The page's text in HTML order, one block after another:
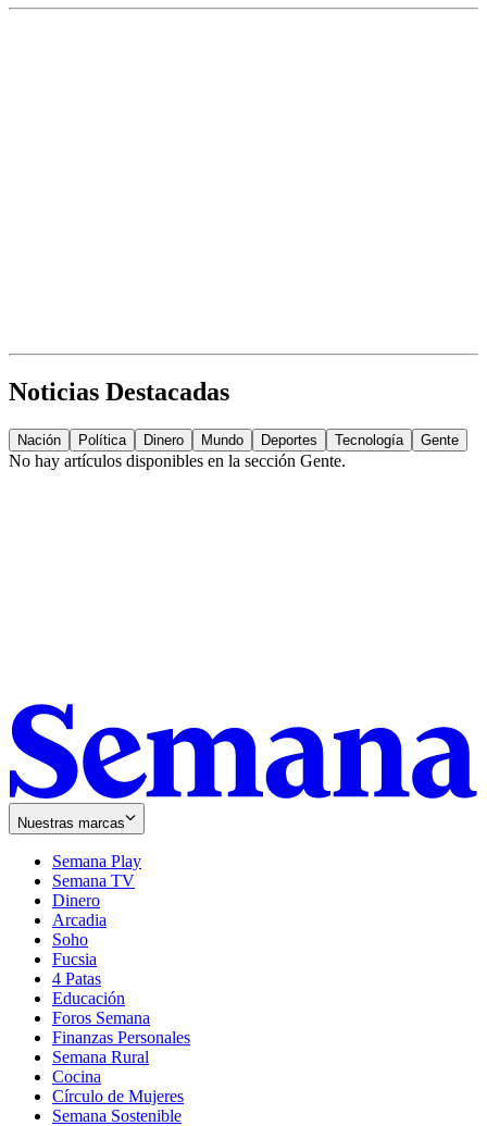
Noticias Destacadas
Nación Política Dinero Mundo Deportes Tecnología Gente
No hay artículos disponibles en la sección Gente.
Nuestras marcas
Semana Play
Semana TV
Dinero
Arcadia
Soho
in
new
window
Fucsia
in
new
window
4 Patas
Educación
Foros Semana
Finanzas Personales
Semana Rural
Cocina
Círculo de Mujeres
Semana Sostenible